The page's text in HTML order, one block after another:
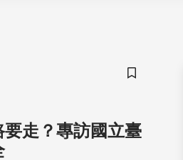
儲存書籤
走？專訪國立臺